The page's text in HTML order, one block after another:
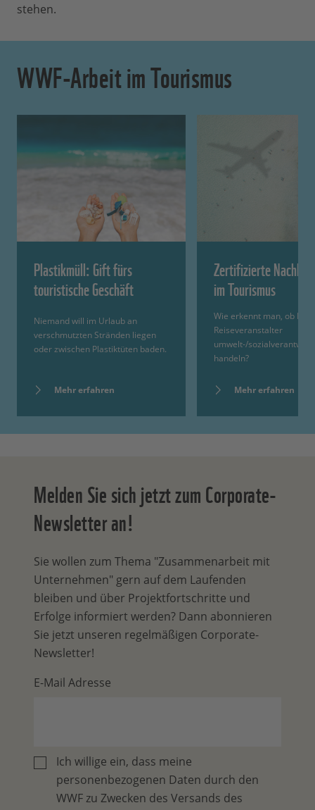
stehen.
WWF-Arbeit im Tourismus
Plastikmüll: Gift fürs
touristische Geschäft
Niemand will im Urlaub an
verschmutzten Stränden liegen
oder zwischen Plastiktüten baden.
Mehr erfahren
Zertifizierte
im Tourismus
Wie erkennt man, ob
Reiseveranstalter
umwelt-/
handeln?
Mehr erfahren
Melden Sie sich jetzt zum Corporate-
Newsletter an!
Sie wollen zum Thema "Zusammenarbeit mit
Unternehmen" gern auf dem Laufenden
bleiben und über Projektfortschritte und
Erfolge informiert werden? Dann abonnieren
Sie jetzt unseren regelmäßigen Corporate-
Newsletter!
E-Mail Adresse
Ich willige ein, dass meine
personenbezogenen Daten durch den
WWF zu Zwecken des Versands des